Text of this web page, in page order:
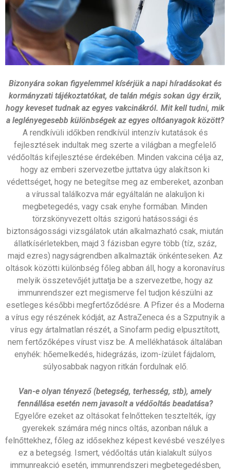
Bizonyára sokan figyelemmel kísérjük a napi híradásokat és
kormányzati tájékoztatókat, de talán mégis sokan úgy érzik,
hogy keveset tudnak az egyes vakcinákról. Mit kell tudni, mik
a leglényegesebb különbségek az egyes oltóanyagok között?
A rendkívüli időkben rendkívül intenzív kutatások és
fejlesztések indultak meg szerte a világban a megfelelő
védőoltás kifejlesztése érdekében. Minden vakcina célja az,
hogy az emberi szervezetbe juttatva úgy alakítson ki
védettséget, hogy ne betegítse meg az embereket, azonban
a vírussal találkozva már egyáltalán ne alakuljon ki
megbetegedés, vagy csak enyhe formában. Minden
törzskönyvezett oltás szigorú hatásossági és
biztonságossági vizsgálatok után alkalmazható csak, miután
állatkísérletekben, majd 3 fázisban egyre több (tíz, száz,
majd ezres) nagyságrendben alkalmazták önkénteseken. Az
oltások közötti különbség főleg abban áll, hogy a koronavírus
melyik összetevőjét juttatja be a szervezetbe, hogy az
immunrendszer ezt megismerve fel tudjon készülni az
esetleges későbbi megfertőződésre. A Pfizer és a Moderna
a vírus egy részének kódját, az AstraZeneca és a Szputnyik a
vírus egy ártalmatlan részét, a Sinofarm pedig elpusztított,
nem fertőzőképes vírust visz be. A mellékhatások általában
enyhék: hőemelkedés, hidegrázás, izom-ízület fájdalom,
súlyosabbak nagyon ritkán fordulnak elő.
Van-e olyan tényező (betegség, terhesség, stb), amely
fennállása esetén nem javasolt a védőoltás beadatása?
Egyelőre ezeket az oltásokat felnőtteken tesztelték, így
gyerekek számára még nincs oltás, azonban náluk a
felnőttekhez, főleg az idősekhez képest kevésbé veszélyes
ez a betegség. Ismert, védőoltás után kialakult súlyos
immunreakció esetén, immunrendszeri megbetegedésben,